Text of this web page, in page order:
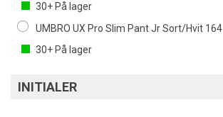
30+ På lager
UMBRO UX Pro Slim Pant Jr Sort/Hvit 164
30+ På lager
INITIALER